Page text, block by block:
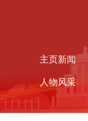
主页新闻
人物风采